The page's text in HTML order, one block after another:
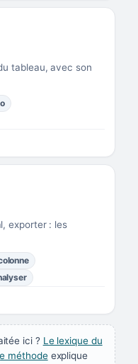
tableau, avec son
exporter : les
ici ? Le lexique du
méthodeexplique